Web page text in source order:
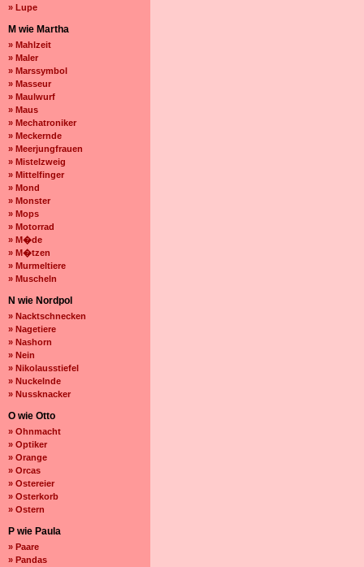
» Lupe
M wie Martha
» Mahlzeit
» Maler
» Marssymbol
» Masseur
» Maulwurf
» Maus
» Mechatroniker
» Meckernde
» Meerjungfrauen
» Mistelzweig
» Mittelfinger
» Mond
» Monster
» Mops
» Motorrad
» M�de
» M�tzen
» Murmeltiere
» Muscheln
N wie Nordpol
» Nacktschnecken
» Nagetiere
» Nashorn
» Nein
» Nikolausstiefel
» Nuckelnde
» Nussknacker
O wie Otto
» Ohnmacht
» Optiker
» Orange
» Orcas
» Ostereier
» Osterkorb
» Ostern
P wie Paula
» Paare
» Pandas